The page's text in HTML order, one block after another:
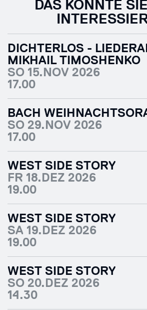
DAS KÖNNTE
DICHTERLOS -
MIKHAIL TIMOSHENKO
SO 15.NOV 2026
17.00
BACH
SO 29.NOV 2026
17.00
WEST SIDE STORY
FR 18.DEZ 2026
19.00
WEST SIDE STORY
SA 19.DEZ 2026
19.00
WEST SIDE STORY
SO 20.DEZ 2026
14.30